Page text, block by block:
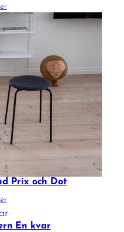
Prix och Dot
En kvar